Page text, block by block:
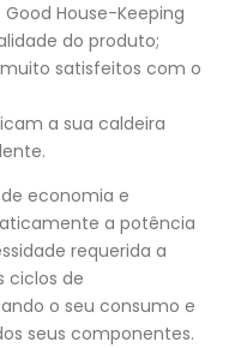
House-Keeping
do produto;
satisfeitos com o
a sua caldeira
economia e
a potência
requerida a
ciclos de
o seu consumo e
seus componentes.